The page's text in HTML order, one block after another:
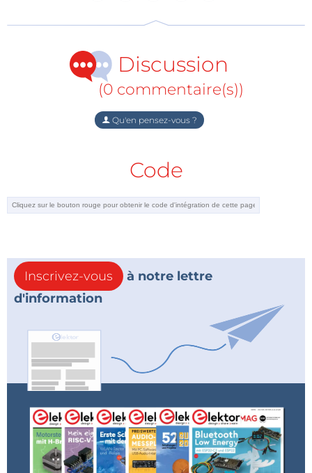
Discussion
(0 commentaire(s))
Qu'en pensez-vous ?
Code
Inscrivez-vous
à notre lettre
d'information